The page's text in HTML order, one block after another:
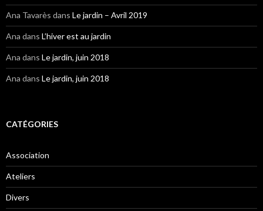
Ana Tavarès dans Le jardin – Avril 2019
Ana dans L’hiver est au jardin
Ana dans Le jardin, juin 2018
Ana dans Le jardin, juin 2018
CATÉGORIES
Association
Ateliers
Divers